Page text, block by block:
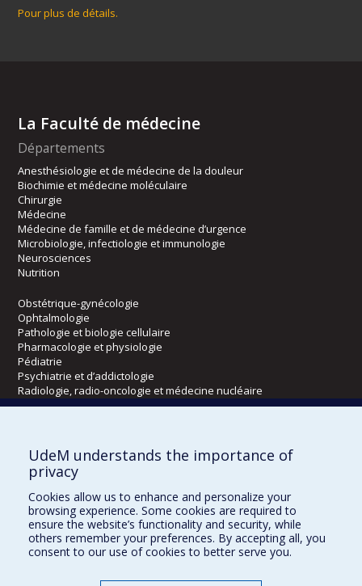
Pour plus de détails.
La Faculté de médecine
Départements
Anesthésiologie et de médecine de la douleur
Biochimie et médecine moléculaire
Chirurgie
Médecine
Médecine de famille et de médecine d’urgence
Microbiologie, infectiologie et immunologie
Neurosciences
Nutrition
Obstétrique-gynécologie
Ophtalmologie
Pathologie et biologie cellulaire
Pharmacologie et physiologie
Pédiatrie
Psychiatrie et d’addictologie
Radiologie, radio-oncologie et médecine nucléaire
Écoles
Kinésiologie et des sciences de l’activité physique
Orthophonie et audiologie
Réadaptation
Directions
DPC
UdeM understands the importance of
privacy
Cookies allow us to enhance and personalize your
browsing experience. Some cookies are required to
ensure the website’s functionality and security, while
others remember your preferences. By accepting all, you
consent to our use of cookies to better serve you.